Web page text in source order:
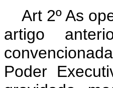
Art 2º As
artigo
Poder